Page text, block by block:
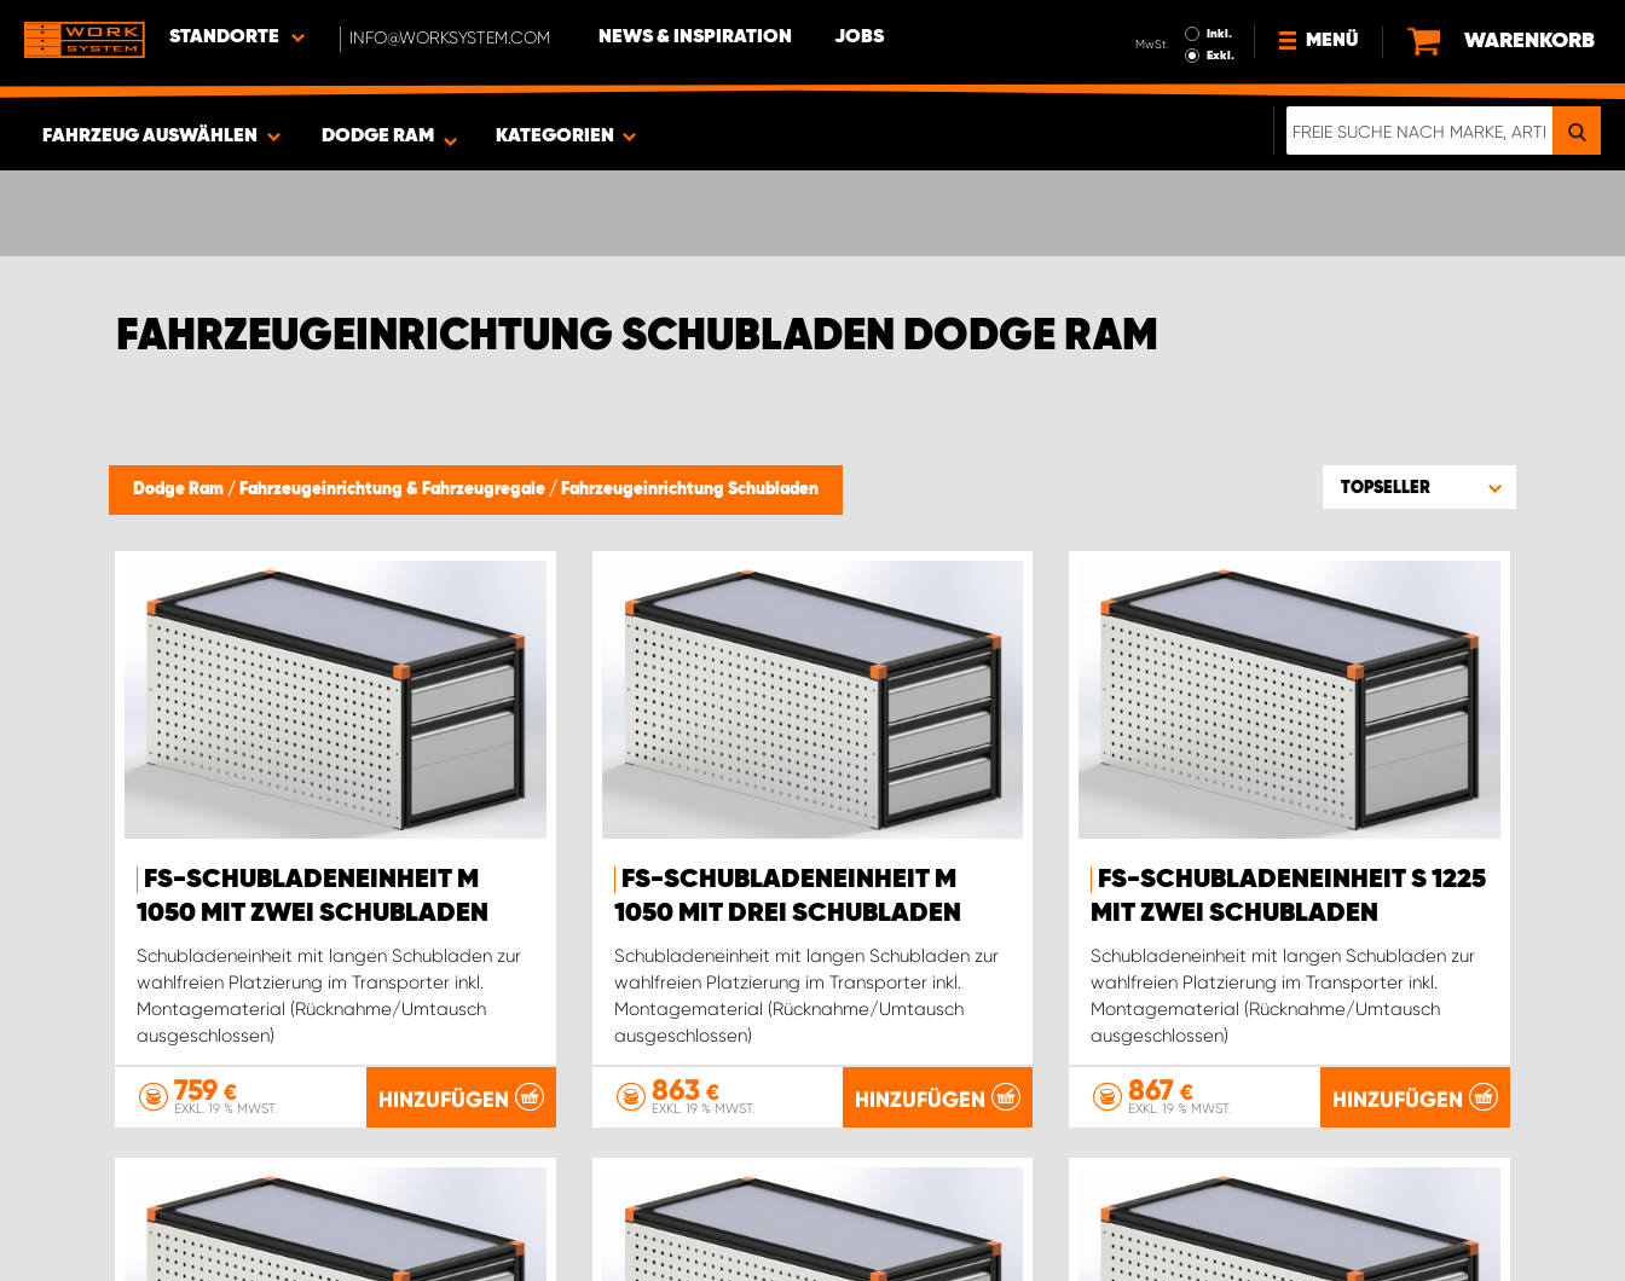
STANDORTE INFO@WORKSYSTEM.COM NEWS & INSPIRATION JOBS MwSt.
Inkl.
Exkl.
MENÜ
NEWS
WARENKORB
FAHRZEUG AUSWÄHLEN
ARTIKEL
DODGE RAM KATEGORIEN
FAHRZEUGEINRICHTUNG SCHUBLADEN DODGE RAM
Dodge Ram / Fahrzeugeinrichtung & Fahrzeugregale / Fahrzeugeinrichtung Schubladen TOPSELLER
FS-SCHUBLADENEINHEIT M
1050 MIT ZWEI SCHUBLADEN
Schubladeneinheit mit langen Schubladen zur
wahlfreien Platzierung im Transporter inkl.
Montagematerial (Rücknahme/Umtausch
ausgeschlossen)
759 €
EXKL. 19 % MWST. HINZUFÜGEN
FS-SCHUBLADENEINHEIT M
1050 MIT DREI SCHUBLADEN
Schubladeneinheit mit langen Schubladen zur
wahlfreien Platzierung im Transporter inkl.
Montagematerial (Rücknahme/Umtausch
ausgeschlossen)
863€
EXKL. 19 % MWST. HINZUFÜGEN
FS-SCHUBLADENEINHEIT S 1225
MIT ZWEI SCHUBLADEN
Schubladeneinheit mit langen Schubladen zur
wahlfreien Platzierung im Transporter inkl.
Montagematerial (Rücknahme/Umtausch
ausgeschlossen)
867 €
EXKL. 19 % MWST. HINZUFÜGEN